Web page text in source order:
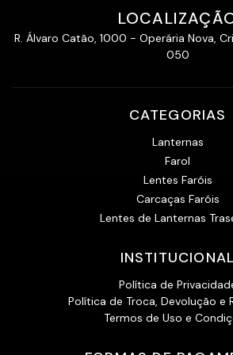
R. Álvaro Catão, 1000 - Operária Nova,
050
CATEGORIAS
Lanternas
Farol
Lentes Faróis
Carcaças Faróis
Lentes de Lanternas
INSTITUCIONAL
Política de
Política de Troca, Devolução e
Termos de Uso e